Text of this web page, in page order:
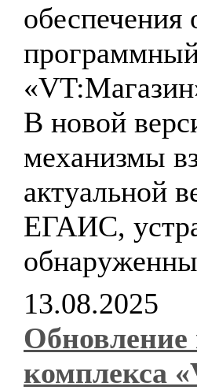
обеспечения
В новой
механизмы
актуальной
ЕГАИС,
13.08.2025
Обновление
комплекса